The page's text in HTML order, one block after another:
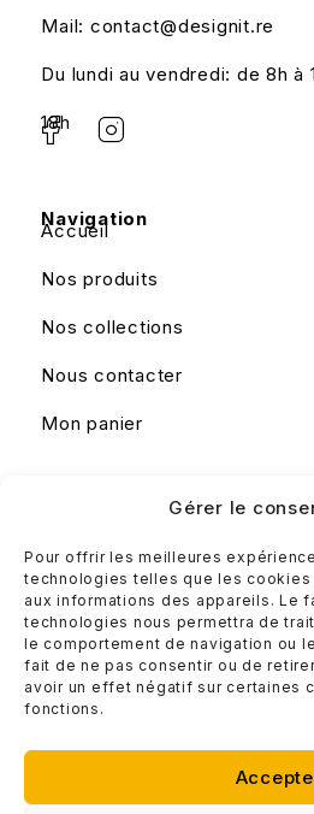
Gérer le
Pour offrir les meilleures
technologies telles que les
aux informations des appareils. Le
technologies nous permettra de
le comportement de navigation ou
fait de ne pas consentir ou de
avoir un effet négatif sur certaines
fonctions.
Mail: contact@designit.re
Du lundi au vendredi: de 8h à
18h
Navigation
Accueil
Nos produits
Nos collections
Nous contacter
Mon panier
Mentions légales
Conditions générales de
© Design IT